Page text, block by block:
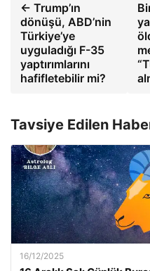
← Trump’ın
dönüşü, ABD’nin
Türkiye’ye
uyguladığı F-35
yaptırımlarını
hafifletebilir mi?
Tavsiye Edilen
16/12/2025